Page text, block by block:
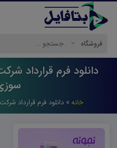
دانلود فرم قرارداد
خانه »دانلود فرم قرارداد